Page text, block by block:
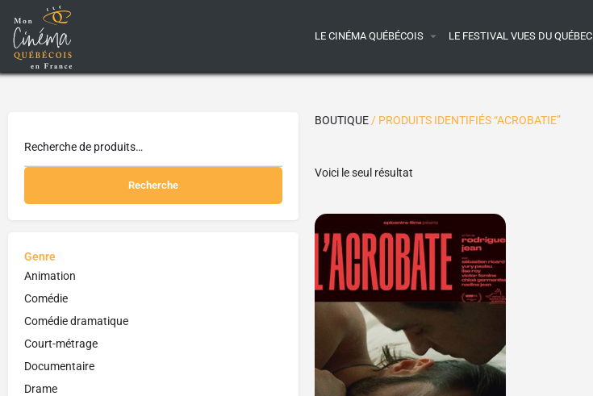
LE CINÉMA QUÉBÉCOIS LE FESTIVAL VUES DU QUÉBEC
Recherche
Genre
Animation
Comédie
Comédie dramatique
Court-métrage
Documentaire
Drame
BOUTIQUE/ PRODUITS IDENTIFIÉS “ACROBATIE”
Voici le seul résultat